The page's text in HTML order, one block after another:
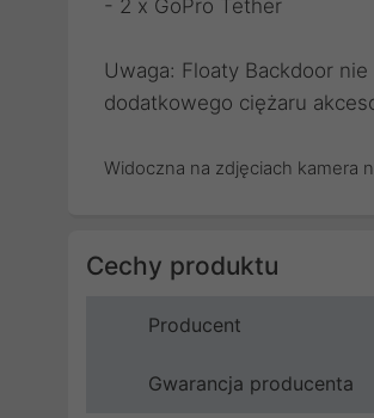
- 2 x GoPro Tether
Uwaga: Floaty Backdoor
dodatkowego ciężaru
Widoczna na zdjęciach kamera
Cechy produktu
Producent
Gwarancja producenta